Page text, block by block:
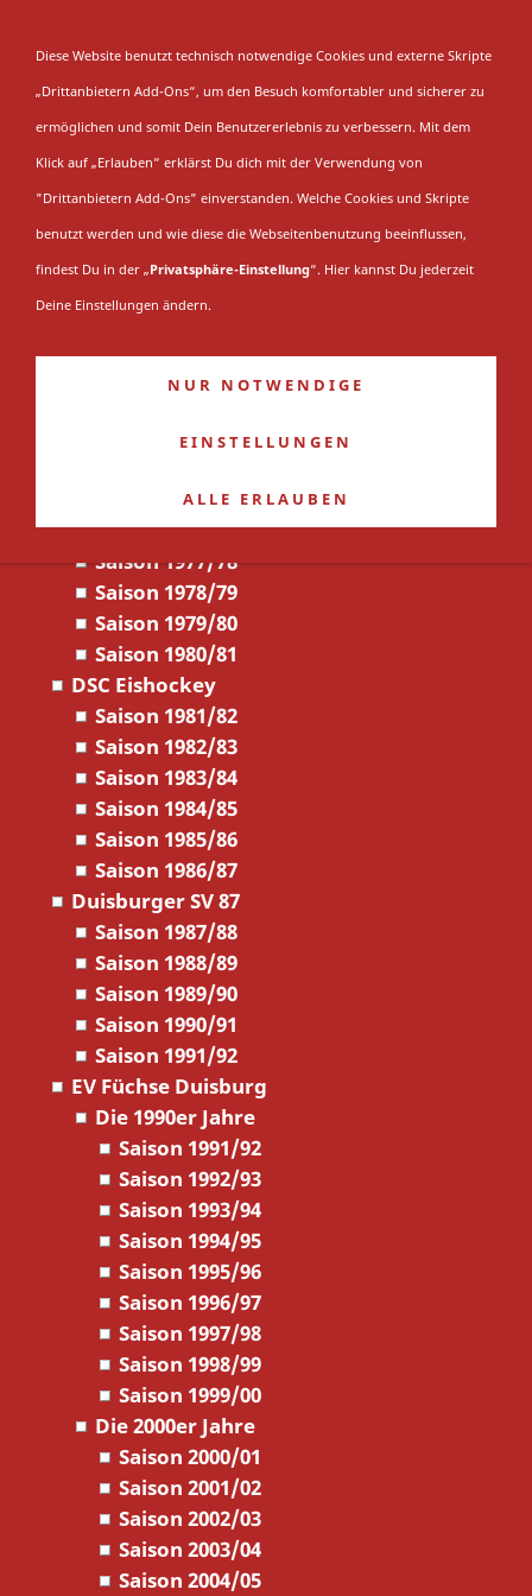
Sitemap
Du bist hier:Startseite
Saison
Saison 1971/72
Saison 1973/74
Saison 1975/76
Saison 1976/77
Saison 1977/78
Saison 1978/79
Saison 1979/80
Saison 1980/81
DSC Eishockey
Saison 1981/82
Saison 1982/83
Saison 1983/84
Saison 1984/85
Saison 1985/86
Saison 1986/87
Duisburger SV 87
Saison 1987/88
Saison 1988/89
Saison 1989/90
Saison 1990/91
Saison 1991/92
EV Füchse Duisburg
Die 1990er Jahre
Saison 1991/92
Saison 1992/93
Saison 1993/94
Saison 1994/95
Saison 1995/96
Saison 1996/97
Saison 1997/98
Saison 1998/99
Saison 1999/00
Die 2000er Jahre
Saison 2000/01
Saison 2001/02
Saison 2002/03
Saison 2003/04
Saison 2004/05
Diese Website benutzt technisch notwendige Cookies und externe Skripte
„Drittanbietern Add-Ons“, um den Besuch komfortabler und sicherer zu
ermöglichen und somit Dein Benutzererlebnis zu verbessern. Mit dem
Klick auf „Erlauben“ erklärst Du dich mit der Verwendung von
"Drittanbietern Add-Ons" einverstanden. Welche Cookies und Skripte
benutzt werden und wie diese die Webseitenbenutzung beeinflussen,
findest Du in der „Privatsphäre-Einstellung“. Hier kannst Du jederzeit
Deine Einstellungen ändern.
NUR NOTWENDIGE
EINSTELLUNGEN
ALLE ERLAUBEN